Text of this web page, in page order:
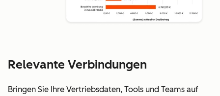
Relevante Verbindungen
Bringen Sie Ihre Vertriebsdaten, Tools und Teams auf